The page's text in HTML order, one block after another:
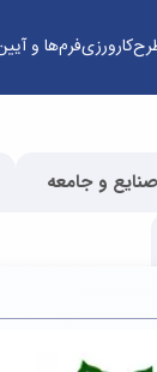
کارورزیفرم‌ها و
و جامعه